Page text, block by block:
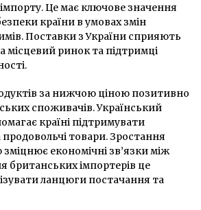
Це має ключове значення
країни в умовах змін
Поставки з України сприяють
ринок та підтримці
за нижчою ціною позитивно
споживачів. Український
країні підтримувати
продовольчі товари. Зростання
зміцнює економічні зв’язки між
британських імпортерів це
ланцюги постачання та